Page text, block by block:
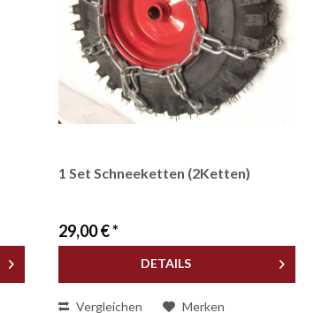
1 Set Schneeketten (2Ketten)
29,00 € *
DETAILS
Vergleichen Merken